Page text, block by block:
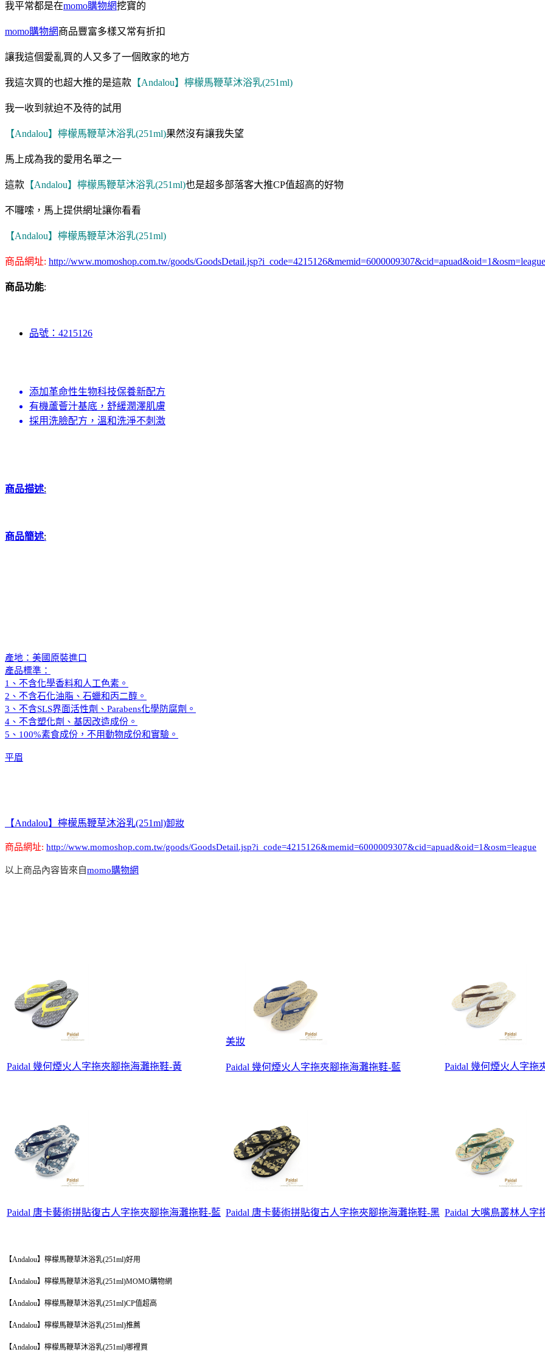
我平常都是在momo購物網挖寶的
momo購物網商品豐富多樣又常有折扣
讓我這個愛亂買的人又多了一個敗家的地方
我這次買的也超大推的是這款 【Andalou】檸檬馬鞭草沐浴乳(251ml)
我一收到就迫不及待的試用
【Andalou】檸檬馬鞭草沐浴乳(251ml)果然沒有讓我失望
馬上成為我的愛用名單之一
這款 【Andalou】檸檬馬鞭草沐浴乳(251ml)也是超多部落客大推CP值超高的好物
不囉嗦，馬上提供網址讓你看看
【Andalou】檸檬馬鞭草沐浴乳(251ml)
商品網址: http://www.momoshop.com.tw/goods/GoodsDetail.jsp?i_code=4215126&memid=6000009307&cid=apuad&oid=1&osm=league
商品功能:
品號：4215126
添加革命性生物科技保養新配方
有機蘆薈汁基底，舒緩潤澤肌膚
採用洗臉配方，溫和洗淨不刺激
商品描述:
商品簡述:
產地：美國原裝進口
產品標準：
1、不含化學香料和人工色素。
2、不含石化油脂、石蠟和丙二醇。
3、不含SLS界面活性劑、Parabens化學防腐劑。
4、不含塑化劑、基因改造成份。
5、100%素食成份，不用動物成份和實驗。
平眉
【Andalou】檸檬馬鞭草沐浴乳(251ml)卸妝
商品網址: http://www.momoshop.com.tw/goods/GoodsDetail.jsp?i_code=4215126&memid=6000009307&cid=apuad&oid=1&osm=league
以上商品內容皆來自momo購物網
Paidal 幾何煙火人字拖夾腳拖海灘拖鞋-黃
美妝
Paidal 幾何煙火人字拖夾腳拖海灘拖鞋-藍 Paidal 幾何煙火人字拖
Paidal 唐卡藝術拼貼復古人字拖夾腳拖海灘拖鞋-藍 Paidal 唐卡藝術拼貼復古人字拖夾腳拖海灘拖鞋-黑 Paidal 大嘴鳥叢林人字
【Andalou】檸檬馬鞭草沐浴乳(251ml)好用
【Andalou】檸檬馬鞭草沐浴乳(251ml)MOMO購物網
【Andalou】檸檬馬鞭草沐浴乳(251ml)CP值超高
【Andalou】檸檬馬鞭草沐浴乳(251ml)推薦
【Andalou】檸檬馬鞭草沐浴乳(251ml)哪裡買